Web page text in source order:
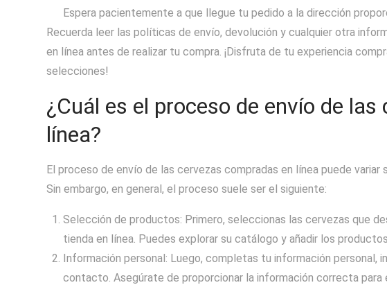
Espera pacientemente a que llegue tu pedido a la dirección
Recuerda leer las políticas de envío, devolución y cualquier otra
en línea antes de realizar tu compra. ¡Disfruta de tu experiencia
selecciones!
¿Cuál es el proceso de envío de
línea?
El proceso de envío de las cervezas compradas en línea puede
Sin embargo, en general, el proceso suele ser el siguiente:
Selección de productos: Primero, seleccionas las cervezas que
tienda en línea. Puedes explorar su catálogo y añadir los
Información personal: Luego, completas tu información personal,
contacto. Asegúrate de proporcionar la información correcta para